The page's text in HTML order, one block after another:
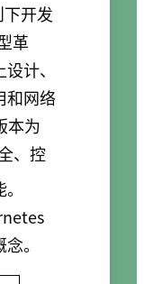
开发
革
计、
和网络
本为
、控
。